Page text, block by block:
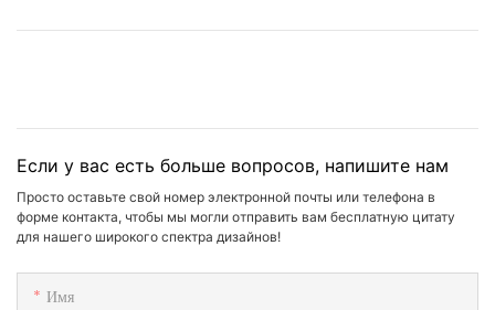
Если у вас есть больше вопросов, напишите нам
Просто оставьте свой номер электронной почты или телефона в
форме контакта, чтобы мы могли отправить вам бесплатную цитату
для нашего широкого спектра дизайнов!
Имя